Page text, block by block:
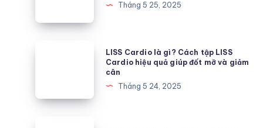
eo,
tạo
Tháng 5 25, 2025
Cách
LISS Cardio là gì? Cách tập LISS
Cardio hiệu quả giúp đốt mỡ và giảm
cân
Tháng 5 24, 2025